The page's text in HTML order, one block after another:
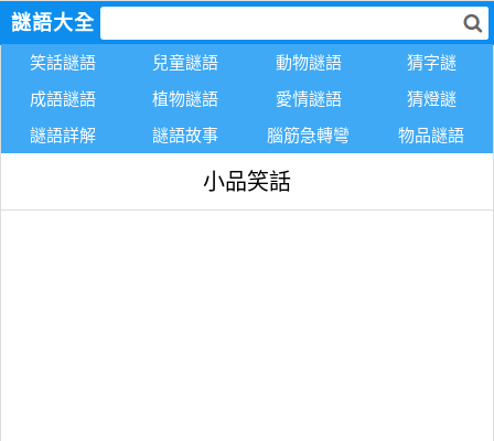
謎語大全
笑話謎語 兒童謎語 動物謎語
猜字謎
成語謎語
植物謎語 愛情謎語
猜燈謎
謎語詳解
謎語故事 腦筋急轉彎 物品謎語
小品笑話